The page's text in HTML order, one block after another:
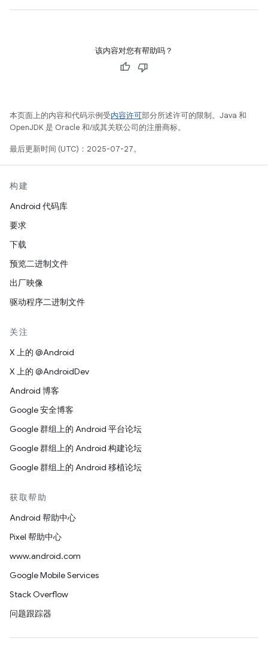
该内容对您有帮助吗？
本页面上的内容和代码示例受内容许可部分所述许可的限制。Java 和
OpenJDK 是 Oracle 和/或其关联公司的注册商标。
最后更新时间 (UTC)：2025-07-27。
构建
Android 代码库
要求
下载
预览二进制文件
出厂映像
驱动程序二进制文件
关注
X 上的 @Android
X 上的 @AndroidDev
Android 博客
Google 安全博客
Google 群组上的 Android 平台论坛
Google 群组上的 Android 构建论坛
Google 群组上的 Android 移植论坛
获取帮助
Android 帮助中心
Pixel 帮助中心
www.android.com
Google Mobile Services
Stack Overflow
问题跟踪器